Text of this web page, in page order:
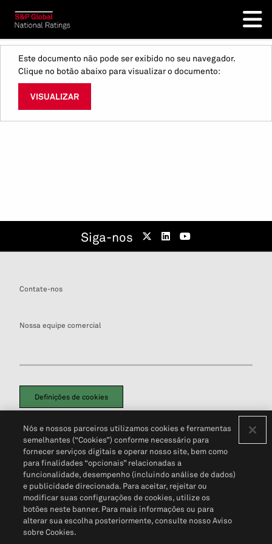
Este documento não pode ser exibido no seu navegador.
Clique no botão abaixo para visualizar o documento:
VISUALIZAR
Siga-nos
Contate-nos
Nossa equipe comercial
Definições de cookies
Política de PrivacidadePortal de privacidade do cliente (em inglês)
Não Venda Minhas Informações Pessoais© 2026 S&P Global
Nós e nossos parceiros utilizamos cookies e ferramentas
semelhantes (“Cookies”) conforme necessário para
fornecer serviços digitais e operar nosso site, bem como
para finalidades “opcionais” relacionadas a
funcionalidade, desempenho (incluindo análise de dados)
e publicidade direcionada. Para aceitar, rejeitar ou
modificar suas configurações de cookies, utilize os
botões neste banner. Para mais informações ou para
alterar sua escolha posteriormente, consulte nosso Aviso
sobre Cookies.